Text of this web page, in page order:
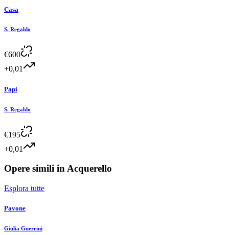
Casa
S. Regaldo
€600
+0,01
Papi
S. Regaldo
€195
+0,01
Opere simili inAcquerello
Esplora tutte
Pavone
Giulia Guerrini